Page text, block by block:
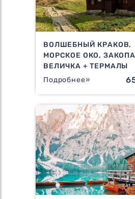
ВОЛШЕБНЫЙ КРАКОВ,
МОРСКОЕ ОКО,
ВЕЛИЧКА + ТЕРМАЛЫ
Подробнее»